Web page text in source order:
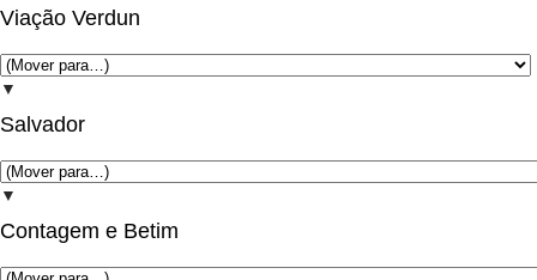
Viação Verdun
▼
Salvador
▼
Contagem e Betim